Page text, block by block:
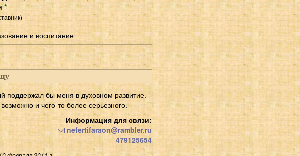
*
и воспитание
поддержал бы меня в духовном развитие.
и чего-то более серьезного.
Информация для связи:
nefertifaraon@rambler.ru
479125654